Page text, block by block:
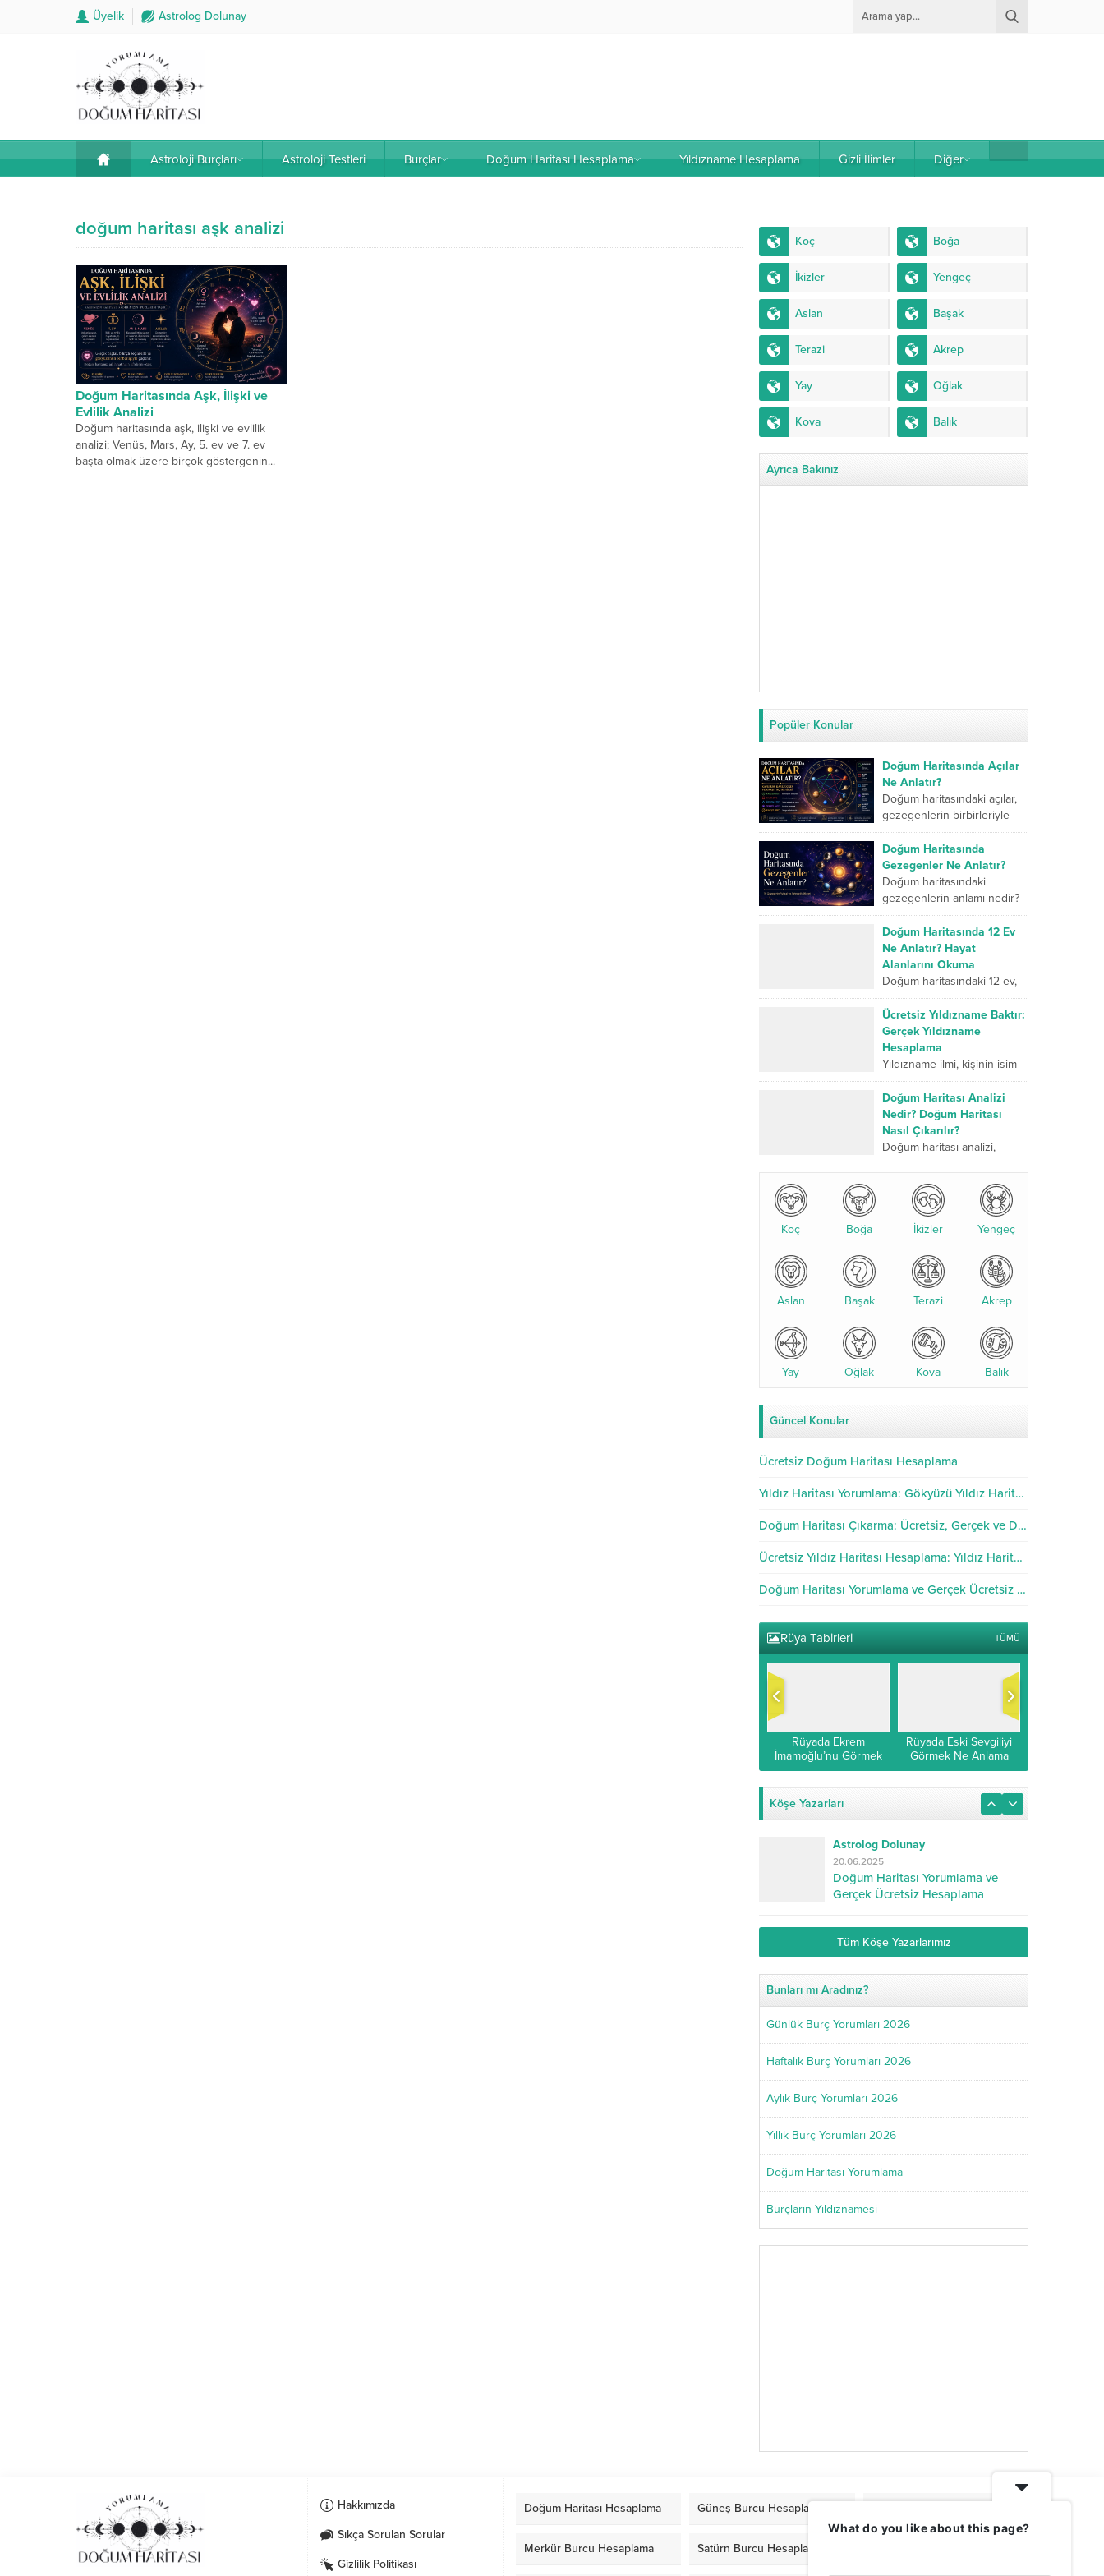
Üyelik Astrolog Dolunay
Astroloji Burçları Astroloji Testleri Burçlar Doğum Haritası Hesaplama Yıldızname Hesaplama Gizli İlimler Diğer
doğum haritası aşk analizi
Doğum Haritasında Aşk, İlişki ve
Evlilik Analizi
Doğum haritasında aşk, ilişki ve evlilik
analizi; Venüs, Mars, Ay, 5. ev ve 7. ev
başta olmak üzere birçok göstergenin...
Koç Boğa
İkizler Yengeç
Aslan Başak
Terazi Akrep
Yay Oğlak
Kova Balık
Ayrıca Bakınız
Popüler Konular
Doğum Haritasında Açılar
Ne Anlatır?
Doğum haritasındaki açılar,
gezegenlerin birbirleriyle
kurduğu geometrik ilişkileri
ve kişinin iç dünyasındaki
farklı enerjilerin nasıl
çalıştığını gösterir. Kavuşum
açısı iki...
Doğum Haritasında
Gezegenler Ne Anlatır?
Doğum haritasındaki
gezegenlerin anlamı nedir?
İnsanın karakterini,
duygularını, düşünme
biçimini, ilişkilerini, mücadele
gücünü ve yaşam
yolculuğunda geliştirmesi
gereken yönlerini sembolik...
Doğum Haritasında 12 Ev
Ne Anlatır? Hayat
Alanlarını Okuma
Doğum haritasındaki 12 ev,
insan hayatının farklı
alanlarını sembolik olarak
anlatan temel bölümlerdir.
Birinci ev kişinin dış dünyaya
sunduğu kimliği...
Ücretsiz Yıldızname Baktır:
Gerçek Yıldızname
Hesaplama
Yıldızname ilmi, kişinin isim
enerjisi, doğum tarihi ve
ebced hesaplamaları
üzerinden yapılan kadim bir
değerlendirme sistemidir.
Son yıllarda özellikle
Doğum Haritası Analizi
Nedir? Doğum Haritası
Nasıl Çıkarılır?
Doğum haritası analizi,
yapılan detaylı bir astrolojik
değerlendirmedir. Bu analiz,
karakter yapısı, ilişkiler,
Koç Boğa İkizler Yengeç
Aslan Başak Terazi Akrep
Yay Oğlak Kova Balık
Güncel Konular
Ücretsiz Doğum Haritası Hesaplama
Yıldız Haritası Yorumlama: Gökyüzü Yıldız Haritası Analizi
Doğum Haritası Çıkarma: Ücretsiz, Gerçek ve Doğru Hesaplama
Ücretsiz Yıldız Haritası Hesaplama: Yıldız Haritası Hesapla
Doğum Haritası Yorumlama ve Gerçek Ücretsiz Hesaplama
Rüya Tabirleri TÜMÜ
Rüyada Ekrem
İmamoğlu’nu Görmek
İslami ve Diyanet
Rüyada Eski Sevgiliyi
Görmek Ne Anlama
Gelir?
Köşe Yazarları
Astrolog Dolunay
20.06.2025
Doğum Haritası Yorumlama ve
Gerçek Ücretsiz Hesaplama
Tüm Köşe Yazarlarımız
Bunları mı Aradınız?
Günlük Burç Yorumları 2026
Haftalık Burç Yorumları 2026
Aylık Burç Yorumları 2026
Yıllık Burç Yorumları 2026
Doğum Haritası Yorumlama
Burçların Yıldıznamesi
Hakkımızda
Sıkça Sorulan Sorular
Gizlilik Politikası
Doğum Haritası Hesaplama Güneş Burcu Hesaplama
Merkür Burcu Hesaplama Satürn Burcu Hesaplama
What do you like about this page?